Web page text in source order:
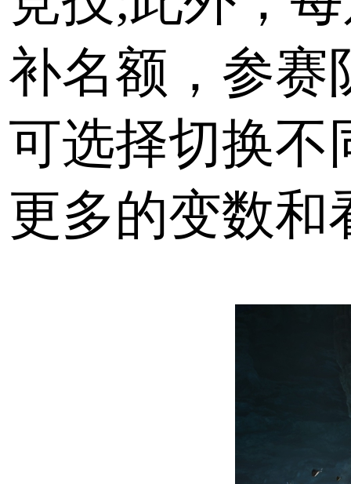
补名额，参赛
可选择切换不
更多的变数和